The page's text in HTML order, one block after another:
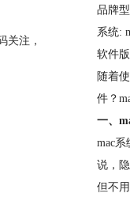
关注，
品牌
系统:
软件
随着
件？
一、
mac
说，
但不